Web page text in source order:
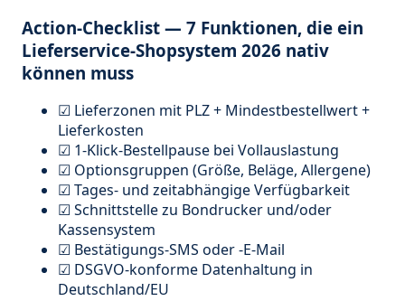
Action-Checklist — 7 Funktionen, die ein
Lieferservice-Shopsystem 2026 nativ
können muss
☑ Lieferzonen mit PLZ + Mindestbestellwert +
Lieferkosten
☑ 1-Klick-Bestellpause bei Vollauslastung
☑ Optionsgruppen (Größe, Beläge, Allergene)
☑ Tages- und zeitabhängige Verfügbarkeit
☑ Schnittstelle zu Bondrucker und/oder
Kassensystem
☑ Bestätigungs-SMS oder -E-Mail
☑ DSGVO-konforme Datenhaltung in
Deutschland/EU